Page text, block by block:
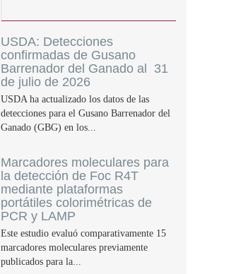
USDA: Detecciones
confirmadas de Gusano
Barrenador del Ganado al 31
de julio de 2026
USDA ha actualizado los datos de las
detecciones para el Gusano Barrenador del
Ganado (GBG) en los...
Marcadores moleculares para
la detección de Foc R4T
mediante plataformas
portátiles colorimétricas de
PCR y LAMP
Este estudio evaluó comparativamente 15
marcadores moleculares previamente
publicados para la...